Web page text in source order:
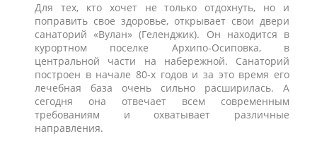
Для тех, кто хочет не только отдохнуть, но и
поправить свое здоровье, открывает свои двери
санаторий «Вулан» (Геленджик). Он находится в
курортном поселке Архипо-Осиповка, в
центральной части на набережной. Санаторий
построен в начале 80-х годов и за это время его
лечебная база очень сильно расширилась. А
сегодня она отвечает всем современным
требованиям и охватывает различные
направления.